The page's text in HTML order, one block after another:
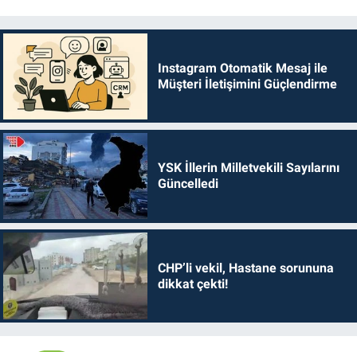
Instagram Otomatik Mesaj ile
Müşteri İletişimini Güçlendirme
YSK İllerin Milletvekili Sayılarını
Güncelledi
CHP’li vekil, Hastane sorununa
dikkat çekti!